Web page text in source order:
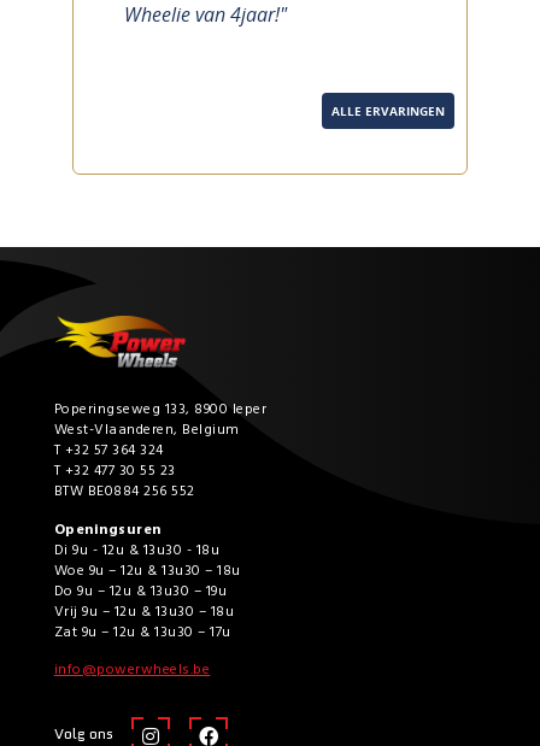
Wheelie van 4jaar!"
ALLE ERVARINGEN
Poperingseweg 133, 8900 Ieper
West-Vlaanderen, Belgium
T +32 57 364 324
T +32 477 30 55 23
BTW BE0884 256 552
Openingsuren
Di 9u - 12u & 13u30 - 18u
Woe 9u – 12u & 13u30 – 18u
Do 9u – 12u & 13u30 – 19u
Vrij 9u – 12u & 13u30 – 18u
Zat 9u – 12u & 13u30 – 17u
info@powerwheels.be
Volg ons